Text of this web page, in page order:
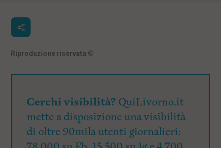
Riproduzione riservata ©
Cerchi visibilità? QuiLivorno.it
mette a disposizione una visibilità
di oltre 90mila utenti giornalieri: